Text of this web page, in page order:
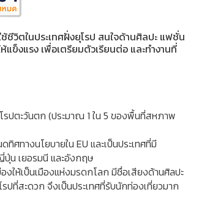
ชีวิตในประเทศฝั่งยุโรป สนใจด้านศิลปะ แฟชั่น
ข็งแรง เพื่อเตรียมตัวเรียนต่อ และทำงานที่
ปตะวันตก (ประมาณ 1 ใน 5 ของพื้นที่สหภาพ
ศทางนโยบายใน EU และเป็นประเทศที่มี
น เยอรมนี และอังกฤษ
ให้เป็นเมืองแห่งมรดกโลก มีชื่อเสียงด้านศิลปะ
ปที่สะดวก จึงเป็นประเทศที่รับนักท่องเที่ยวมาก